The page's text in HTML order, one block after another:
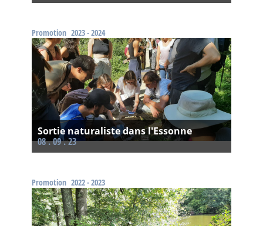
Promotion 2023 - 2024
Sortie naturaliste dans l'Essonne
08 . 09 . 23
Promotion 2022 - 2023